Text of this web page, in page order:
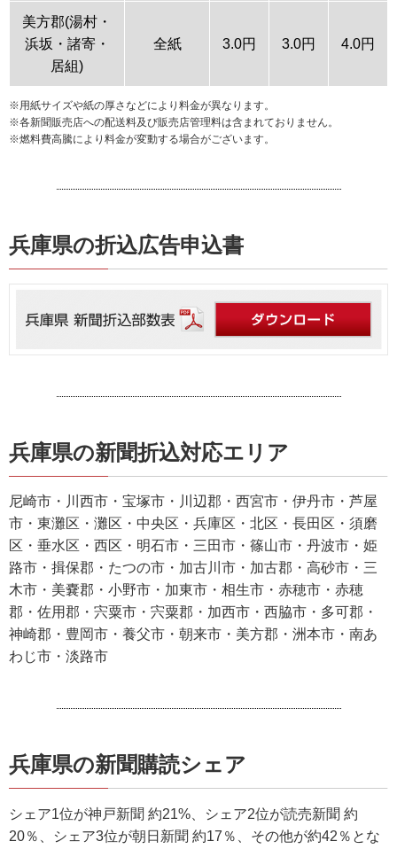
美方郡(湯村・
浜坂・諸寄・
居組)
全紙 3.0円 3.0円 4.0円
※用紙サイズや紙の厚さなどにより料金が異なります。
※各新聞販売店への配送料及び販売店管理料は含まれておりません。
※燃料費高騰により料金が変動する場合がございます。
兵庫県の折込広告申込書
兵庫県の新聞折込対応エリア
尼崎市・川西市・宝塚市・川辺郡・西宮市・伊丹市・芦屋
市・東灘区・灘区・中央区・兵庫区・北区・長田区・須磨
区・垂水区・西区・明石市・三田市・篠山市・丹波市・姫
路市・揖保郡・たつの市・加古川市・加古郡・高砂市・三
木市・美嚢郡・小野市・加東市・相生市・赤穂市・赤穂
郡・佐用郡・宍粟市・宍粟郡・加西市・西脇市・多可郡・
神崎郡・豊岡市・養父市・朝来市・美方郡・洲本市・南あ
わじ市・淡路市
兵庫県の新聞購読シェア
シェア1位が神戸新聞 約21%、シェア2位が読売新聞 約
20％、シェア3位が朝日新聞 約17％、その他が約42％とな